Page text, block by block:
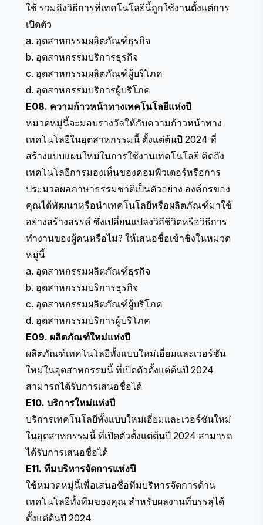
ใช้ รวมถึงวิธีการที่เทคโนโลยีนี้ถูกใช้งานตั้งแต่การ
เปิดตัว
a. อุตสาหกรรมผลิตภัณฑ์ธุรกิจ
b. อุตสาหกรรมบริการธุรกิจ
c. อุตสาหกรรมผลิตภัณฑ์ผู้บริโภค
d. อุตสาหกรรมบริการผู้บริโภค
E08. ความก้าวหน้าทางเทคโนโลยีแห่งปี
หมวดหมู่นี้จะมอบรางวัลให้กับความก้าวหน้าทาง
เทคโนโลยีในอุตสาหกรรมนี้ ตั้งแต่ต้นปี 2024 ที่
สร้างแบบแผนใหม่ในการใช้งานเทคโนโลยี คิดถึง
เทคโนโลยีการมองเห็นของคอมพิวเตอร์หรือการ
ประมวลผลภาษาธรรมชาติเป็นตัวอย่าง องค์กรของ
คุณได้พัฒนาหรือนำเทคโนโลยีหรือผลิตภัณฑ์มาใช้
อย่างสร้างสรรค์ ซึ่งเปลี่ยนแปลงวิถีชีวิตหรือวิธีการ
ทำงานของผู้คนหรือไม่? ให้เสนอชื่อเข้าชิงในหมวด
หมู่นี้
a. อุตสาหกรรมผลิตภัณฑ์ธุรกิจ
b. อุตสาหกรรมบริการธุรกิจ
c. อุตสาหกรรมผลิตภัณฑ์ผู้บริโภค
d. อุตสาหกรรมบริการผู้บริโภค
E09. ผลิตภัณฑ์ใหม่แห่งปี
ผลิตภัณฑ์เทคโนโลยีทั้งแบบใหม่เอี่ยมและเวอร์ชัน
ใหม่ในอุตสาหกรรมนี้ ที่เปิดตัวตั้งแต่ต้นปี 2024
สามารถได้รับการเสนอชื่อได้
E10. บริการใหม่แห่งปี
บริการเทคโนโลยีทั้งแบบใหม่เอี่ยมและเวอร์ชันใหม่
ในอุตสาหกรรมนี้ ที่เปิดตัวตั้งแต่ต้นปี 2024 สามารถ
ได้รับการเสนอชื่อได้
E11. ทีมบริหารจัดการแห่งปี
ใช้หมวดหมู่นี้เพื่อเสนอชื่อทีมบริหารจัดการด้าน
เทคโนโลยีทั้งทีมของคุณ สำหรับผลงานที่บรรลุได้
ตั้งแต่ต้นปี 2024